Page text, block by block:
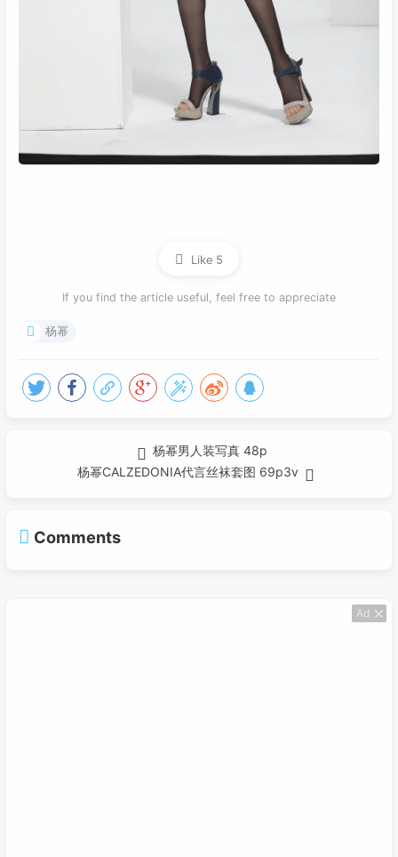
Like 5
If you find the article useful, feel free to appreciate
杨幂
杨幂男人装写真 48p
杨幂CALZEDONIA代言丝袜套图 69p3v
Comments
Ad